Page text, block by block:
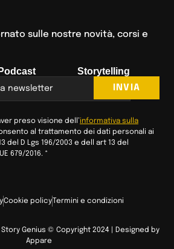
sulle nostre novità, corsi e
preso visione dell’informativa sulla
al trattamento dei dati personali ai
del D Lgs 196/2003 e dell art 13 del
679/2016. *
INVIA
Podcast Storytelling
Genius © Copyright 2024 | Designed by
Appare
Cookie policy Termini e condizioni